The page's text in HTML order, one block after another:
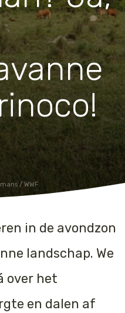
/ WWF
in de avondzon
landschap. We
over het
en dalen af